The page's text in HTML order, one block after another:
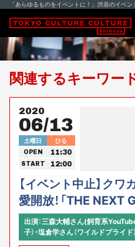
「あらゆるものをイベントに！」渋谷のイベ
関連するキーワー
2020
06/13
土曜日 ひる
OPEN 11:30
START 12:00
【イベント中止】ク
愛開放！「THE NEXT
出演：三森大輔さん(飼育系
子）・塩倉学さん（ワイルドプライ